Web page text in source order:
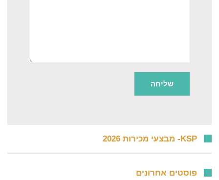
KSP- מבצעי מכירות 2026
פוסטים אחרונים